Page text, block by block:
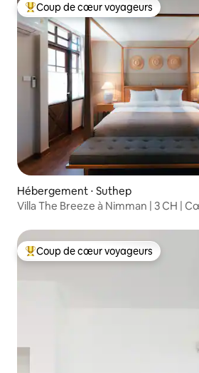
Coups de cœur voyageurs les plus
Coup de cœur voyageurs
Hébergement ⋅ Suthep
Villa The Breeze à Nimman | 3 CH |
Coups de cœur voyageurs les plus
Coup de cœur voyageurs